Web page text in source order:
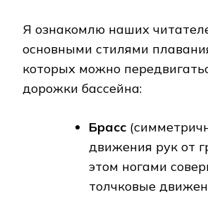
Я ознакомлю наших
основными стилями
которых можно
дорожки бассейна:
Брасс
движения рук от
этом ногами
толчковые